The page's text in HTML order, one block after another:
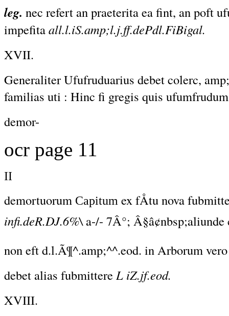
leg. nec refert an praeterita ea fint, an poft
impefitaall.l.iS.amp;l.j.ff.dePdl.FiBigal.
XVII.
GeneraliterUfufruduarius debet colerc,
familias uti : Hinc fi gregis quis
demor-
ocr page 11
II
demortuorum Capitum ex fÅtu nova
infi.deR.DJ.6%\a-/- 7Â°; Â§â¢nbsp;aliunde
non eft d.l.Ã¶^.amp;^^.eod. in Arborum
debet alias fubmittere L iZ.jf.eod.
XVIII.